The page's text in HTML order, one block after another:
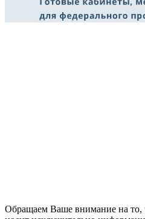
Обращаем Ваше внимание на то,